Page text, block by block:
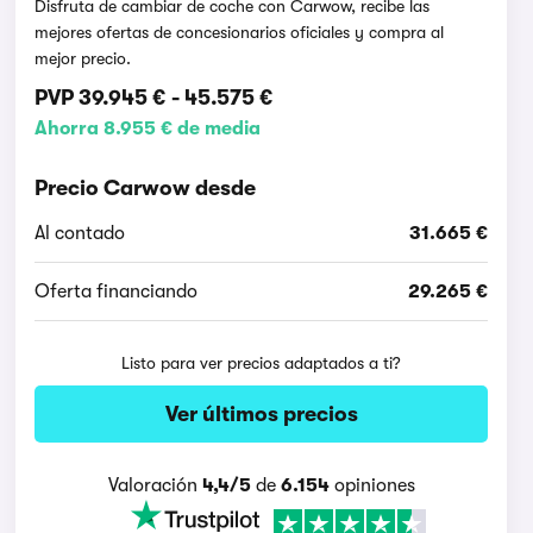
Disfruta de cambiar de coche con Carwow, recibe las
mejores ofertas de concesionarios oficiales y compra al
mejor precio.
PVP39.945 € - 45.575 €
Ahorra 8.955 € de media
Precio Carwow desde
Al contado 31.665 €
Oferta financiando 29.265 €
Listo para ver precios adaptados a ti?
Ver últimos precios
Valoración 4,4/5de 6.154opiniones